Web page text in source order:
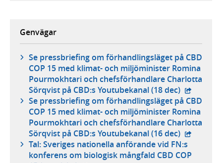
Genvägar
Se pressbriefing om förhandlingsläget på CBD
COP 15 med klimat- och miljöminister Romina
Pourmokhtari och chefsförhandlare Charlotta
Sörqvist på CBD:s Youtubekanal (18 dec) - extern
Se pressbriefing om förhandlingsläget på CBD
COP 15 med klimat- och miljöminister Romina
Pourmokhtari och chefsförhandlare Charlotta
Sörqvist på CBD:s Youtubekanal (16 dec) - extern
Tal: Sveriges nationella anförande vid FN:s
konferens om biologisk mångfald CBD COP